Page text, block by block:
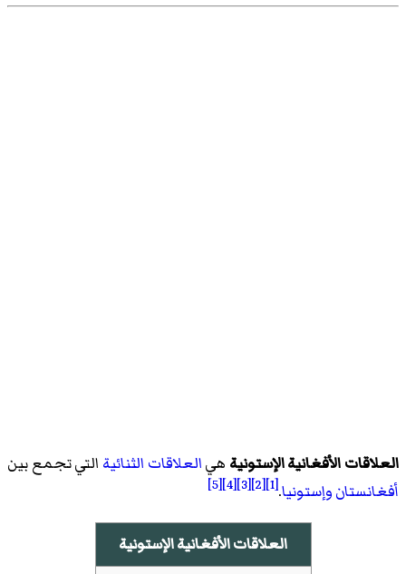
العلاقات الأفغانية الإستونية هيالعلاقات الثنائية التي تجمع بين
أفغانستانوإستونيا.
[1]
[2]
[3]
[4]
[5]
العلاقات الأفغانية الإستونية